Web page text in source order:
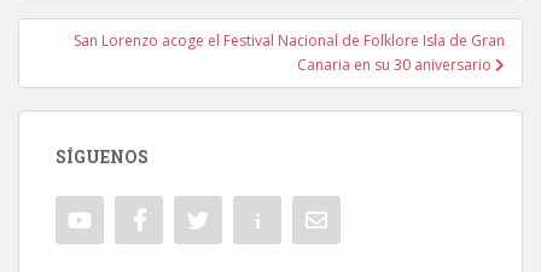
San Lorenzo acoge el Festival Nacional de Folklore Isla de Gran
Canaria en su 30 aniversario
SÍGUENOS